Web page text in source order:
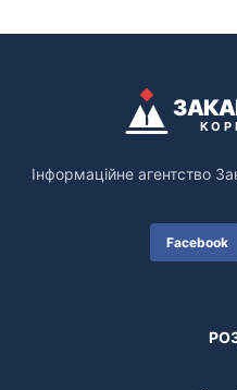
Інформаційне агентство
Facebook